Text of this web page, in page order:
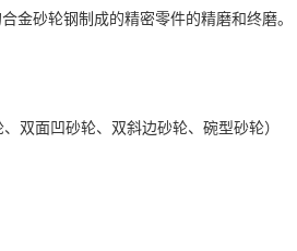
金砂轮钢制成的精密零件的精磨和终磨。
双面凹砂轮、双斜边砂轮、碗型砂轮）